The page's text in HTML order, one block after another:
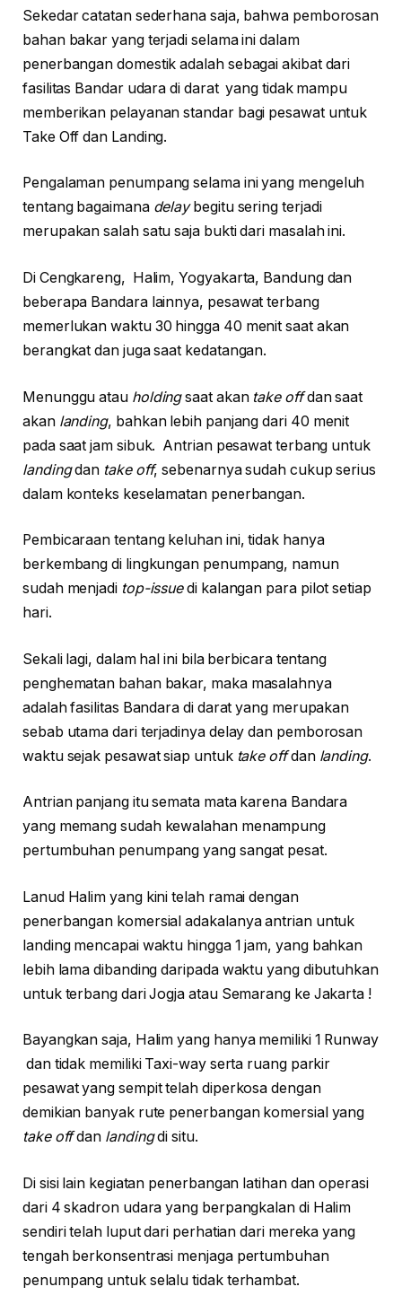
Sekedar catatan sederhana saja, bahwa pemborosan
bahan bakar yang terjadi selama ini dalam
penerbangan domestik adalah sebagai akibat dari
fasilitas Bandar udara di darat yang tidak mampu
memberikan pelayanan standar bagi pesawat untuk
Take Off dan Landing.
Pengalaman penumpang selama ini yang mengeluh
tentang bagaimana delaybegitu sering terjadi
merupakan salah satu saja bukti dari masalah ini.
Di Cengkareng, Halim, Yogyakarta, Bandung dan
beberapa Bandara lainnya, pesawat terbang
memerlukan waktu 30 hingga 40 menit saat akan
berangkat dan juga saat kedatangan.
Menunggu atau holdingsaat akan take offdan saat
akan landing, bahkan lebih panjang dari 40 menit
pada saat jam sibuk. Antrian pesawat terbang untuk
landingdan take off, sebenarnya sudah cukup serius
dalam konteks keselamatan penerbangan.
Pembicaraan tentang keluhan ini, tidak hanya
berkembang di lingkungan penumpang, namun
sudah menjadi top-issuedi kalangan para pilot setiap
hari.
Sekali lagi, dalam hal ini bila berbicara tentang
penghematan bahan bakar, maka masalahnya
adalah fasilitas Bandara di darat yang merupakan
sebab utama dari terjadinya delay dan pemborosan
waktu sejak pesawat siap untuk take offdan landing.
Antrian panjang itu semata mata karena Bandara
yang memang sudah kewalahan menampung
pertumbuhan penumpang yang sangat pesat.
Lanud Halim yang kini telah ramai dengan
penerbangan komersial adakalanya antrian untuk
landing mencapai waktu hingga 1 jam, yang bahkan
lebih lama dibanding daripada waktu yang dibutuhkan
untuk terbang dari Jogja atau Semarang ke Jakarta !
Bayangkan saja, Halim yang hanya memiliki 1 Runway
dan tidak memiliki Taxi-way serta ruang parkir
pesawat yang sempit telah diperkosa dengan
demikian banyak rute penerbangan komersial yang
take offdan landingdi situ.
Di sisi lain kegiatan penerbangan latihan dan operasi
dari 4 skadron udara yang berpangkalan di Halim
sendiri telah luput dari perhatian dari mereka yang
tengah berkonsentrasi menjaga pertumbuhan
penumpang untuk selalu tidak terhambat.